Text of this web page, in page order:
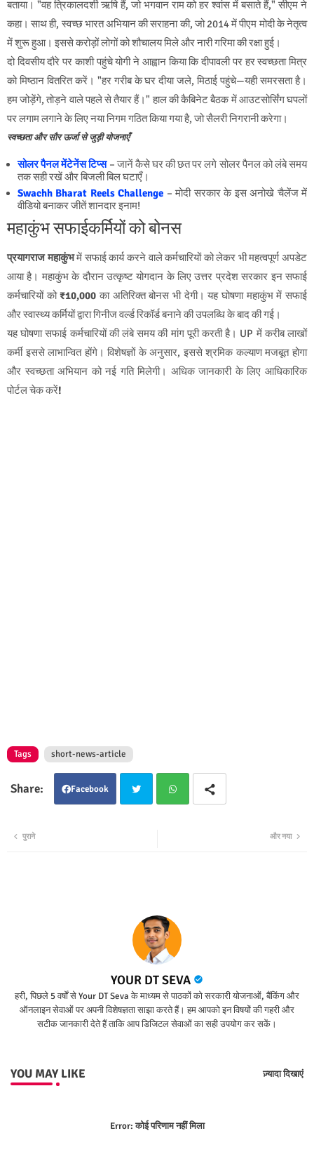
बताया। "वह त्रिकालदर्शी ऋषि हैं, जो भगवान राम को हर श्वांस में बसाते हैं," सीएम ने
कहा। साथ ही, स्वच्छ भारत अभियान की सराहना की, जो 2014 में पीएम मोदी के नेतृत्व
में शुरू हुआ। इससे करोड़ों लोगों को शौचालय मिले और नारी गरिमा की रक्षा हुई।
दो दिवसीय दौरे पर काशी पहुंचे योगी ने आह्वान किया कि दीपावली पर हर स्वच्छता मित्र
को मिष्ठान वितरित करें। "हर गरीब के घर दीया जले, मिठाई पहुंचे—यही समरसता है।
हम जोड़ेंगे, तोड़ने वाले पहले से तैयार हैं।" हाल की कैबिनेट बैठक में आउटसोर्सिंग घपलों
पर लगाम लगाने के लिए नया निगम गठित किया गया है, जो सैलरी निगरानी करेगा।
स्वच्छता और सौर ऊर्जा से जुड़ी योजनाएँ
सोलर पैनल मेंटेनेंस टिप्स– जानें कैसे घर की छत पर लगे सोलर पैनल को लंबे समय
तक सही रखें और बिजली बिल घटाएँ।
Swachh Bharat Reels Challenge – मोदी सरकार के इस अनोखे चैलेंज में
वीडियो बनाकर जीतें शानदार इनाम!
महाकुंभ सफाईकर्मियों को बोनस
प्रयागराज महाकुंभमें सफाई कार्य करने वाले कर्मचारियों को लेकर भी महत्वपूर्ण अपडेट
आया है। महाकुंभ के दौरान उत्कृष्ट योगदान के लिए उत्तर प्रदेश सरकार इन सफाई
कर्मचारियों को₹10,000 का अतिरिक्त बोनस भी देगी। यह घोषणा महाकुंभ में सफाई
और स्वास्थ्य कर्मियों द्वारा गिनीज वर्ल्ड रिकॉर्ड बनाने की उपलब्धि के बाद की गई।
यह घोषणा सफाई कर्मचारियों की लंबे समय की मांग पूरी करती है। UP में करीब लाखों
कर्मी इससे लाभान्वित होंगे। विशेषज्ञों के अनुसार, इससे श्रमिक कल्याण मजबूत होगा
और स्वच्छता अभियान को नई गति मिलेगी। अधिक जानकारी के लिए आधिकारिक
पोर्टल चेक करें!
Tags short-news-article
Facebook
और नया
पुराने
YOUR DT SEVA
हरी, पिछले 5 वर्षों से Your DT Seva के माध्यम से पाठकों को सरकारी योजनाओं, बैंकिंग और
ऑनलाइन सेवाओं पर अपनी विशेषज्ञता साझा करते हैं। हम आपको इन विषयों की गहरी और
सटीक जानकारी देते हैं ताकि आप डिजिटल सेवाओं का सही उपयोग कर सकें।
YOU MAY LIKE ज़्यादा दिखाएं
Error:कोई परिणाम नहीं मिला